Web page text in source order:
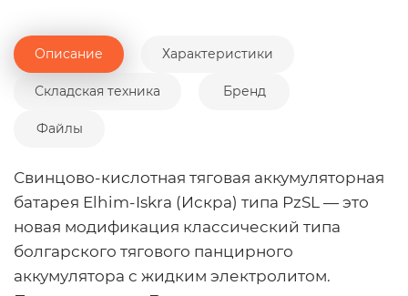
Описание Характеристики
Складская техника Бренд
Файлы
Свинцово-кислотная тяговая аккумуляторная
батарея Elhim-Iskra (Искра) типа PzSL — это
новая модификация классический типа
болгарского тягового панцирного
аккумулятора с жидким электролитом.